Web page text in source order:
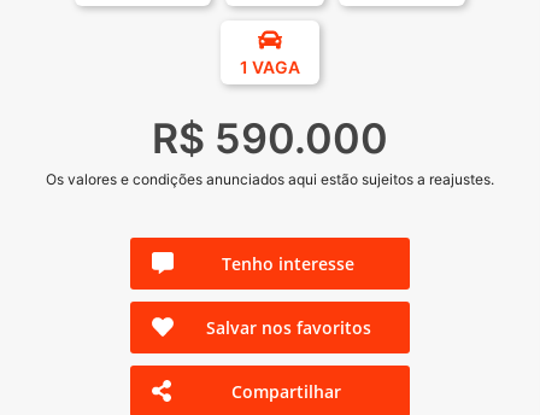
1 VAGA
R$ 590.000
Os valores e condições anunciados aqui estão sujeitos a reajustes.
Tenho interesse
Salvar nos favoritos
Compartilhar